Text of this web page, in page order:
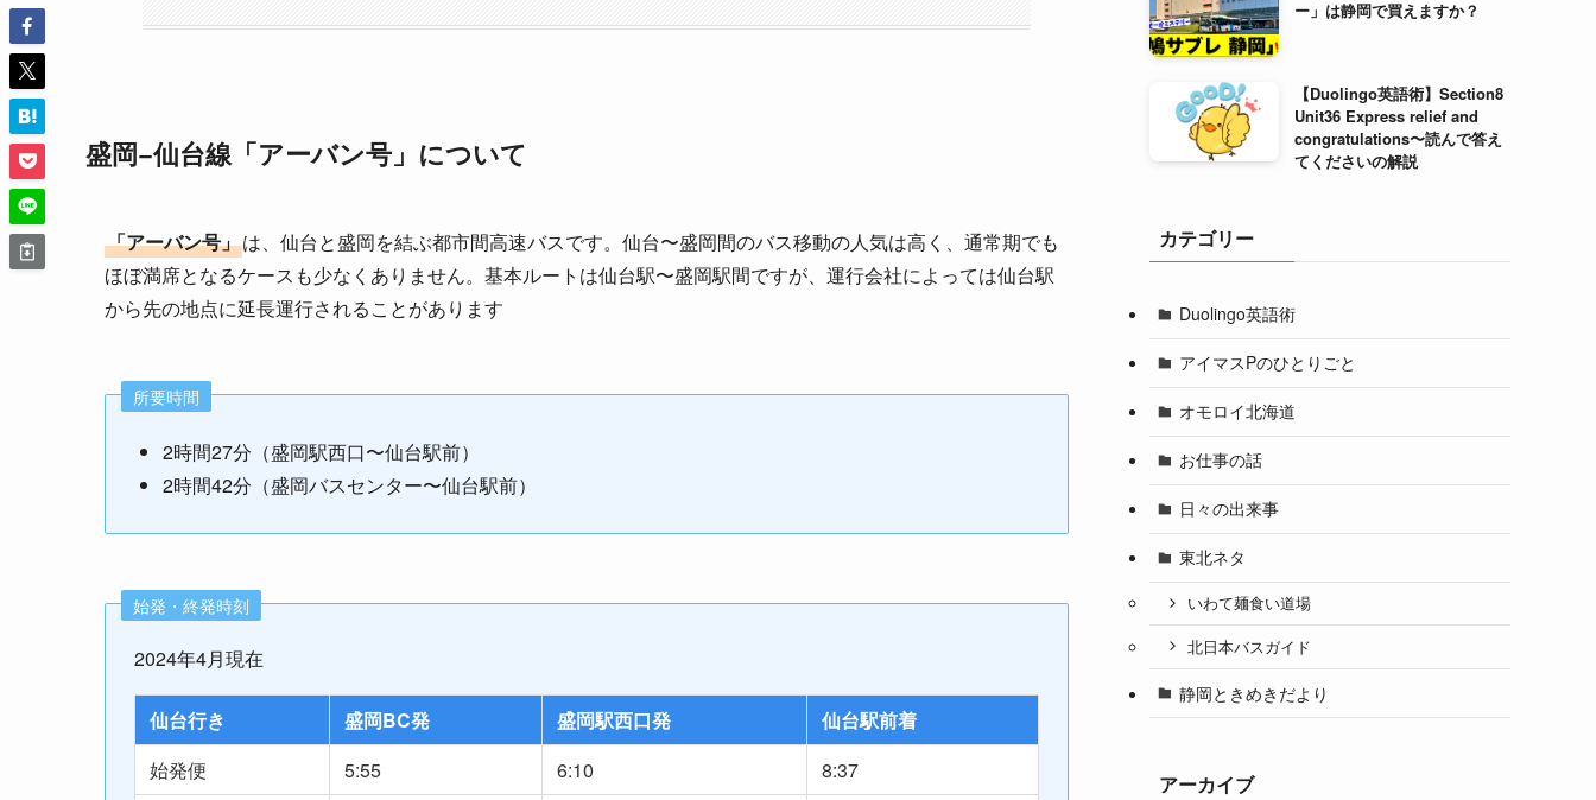
盛岡−仙台線「アーバン号」について
「アーバン号」は、仙台と盛岡を結ぶ都市間高速バスです。仙台〜盛岡間のバス移動の人気は高く、通常期でも
ほぼ満席となるケースも少なくありません。基本ルートは仙台駅〜盛岡駅間ですが、運行会社によっては仙台駅
から先の地点に延長運行されることがあります
所要時間
2時間27分（盛岡駅西口〜仙台駅前）
2時間42分（盛岡バスセンター〜仙台駅前）
始発・終発時刻
2024年4月現在
仙台行き 盛岡BC発 盛岡駅西口発
仙台駅前着
始発便
5:55 6:10
8:37
ー」は静岡で買えますか？
【Duolingo英語術】Section8
Unit36 Express relief and
congratulations〜読んで答え
てくださいの解説
カテゴリー
Duolingo英語術
アイマスPのひとりごと
オモロイ北海道
お仕事の話
日々の出来事
東北ネタ
いわて麺食い道場
北日本バスガイド
静岡ときめきだより
アーカイブ